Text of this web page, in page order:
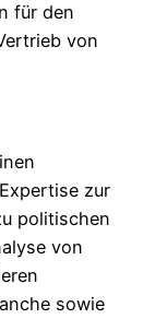
für den
von
zur
politischen
von
sowie